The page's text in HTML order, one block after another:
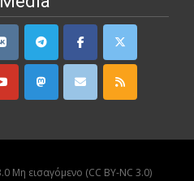
εισαγόμενο (CC BY-NC 3.0)